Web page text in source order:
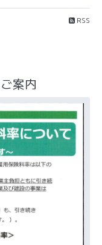
RSS
案内